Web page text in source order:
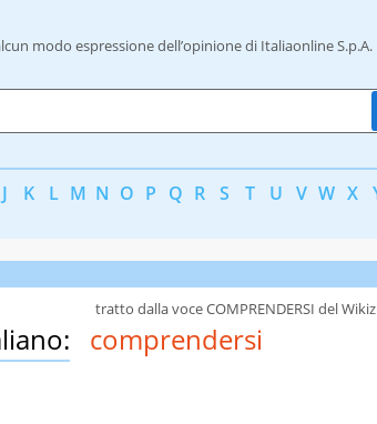
modo espressione dell’opinione di Italiaonline S.p.A.
J K L M N O P Q R S T U V W X
comprendersi
tratto dalla voce COMPRENDERSI del